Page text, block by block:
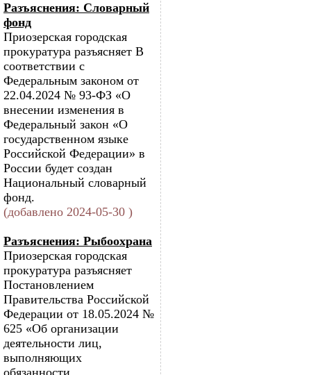
Разъяснения: Словарный
фонд
Приозерская городская
прокуратура разъясняет В
соответствии с
Федеральным законом от
22.04.2024 № 93-ФЗ «О
внесении изменения в
Федеральный закон «О
государственном языке
Российской Федерации» в
России будет создан
Национальный словарный
фонд.
(добавлено 2024-05-30 )
Разъяснения: Рыбоохрана
Приозерская городская
прокуратура разъясняет
Постановлением
Правительства Российской
Федерации от 18.05.2024 №
625 «Об организации
деятельности лиц,
выполняющих
обязанности,...